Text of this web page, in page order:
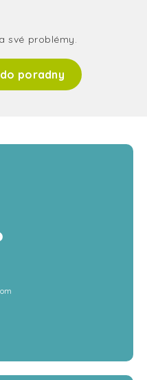
své problémy.
poradny